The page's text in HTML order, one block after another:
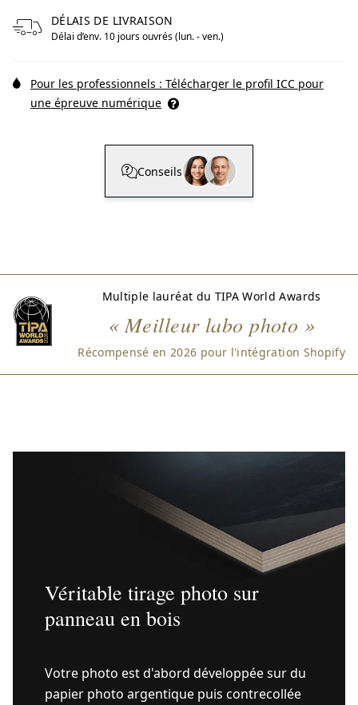
DÉLAIS DE LIVRAISON
Délai d’env. 10 jours ouvrés (lun. - ven.)
Pour les professionnels : Télécharger le profil ICC pour
une épreuve numérique
Conseils
Multiple lauréat du TIPA World Awards
« Meilleur labo photo »
Récompensé en 2026 pour l'intégration Shopify
Véritable tirage photo sur
panneau en bois
Votre photo est d'abord développée sur du
papier photo argentique puis contrecollée